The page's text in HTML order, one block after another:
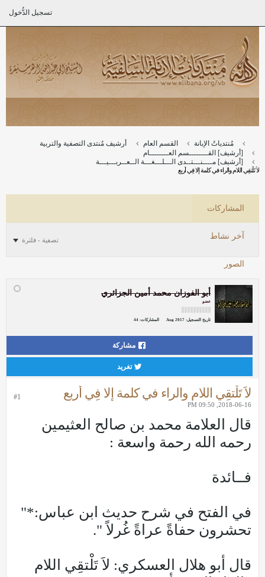
تسجيل الدُّخول
مُنتدياتُ الإبانة القسم العام
أرشيف مُنتدى التصفية والتربية
[أرشيف] القــــــــسم العــــــــام
[أرشيف] مــــنـــتــدى الـــلـــغـــة الــعــربـــيـــة
لاَ تَلْتقِي اللام والراء في كلمة إلا فِي أربع
المشاركات
آخر نشاط
الصور
تصفية - فلترة
أبو الفوزان محمد أمين الجزائري
عضو
تاريخ التسجيل: Aug 2017 المشاركات: 44
مشاركة
تغريد
#1 لاَ تَلْتقِي اللام والراء في كلمة إلا فِي أربع
2018-06-16, 09:50 PM
قال العلامة محمد بن صالح العثيمين
رحمه الله رحمة واسعة :
فــائدة
في الفتح في شرح حديث ابن عباس:*"
تحشرون حفاةً عراةً غُرلاً ".
قال أبو هلال العسكري: لاَ تَلْتقِي اللام